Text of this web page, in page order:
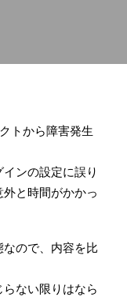
トから障害発生
ンの設定に誤り
と時間がかかっ
ので、内容を比
ない限りはなら